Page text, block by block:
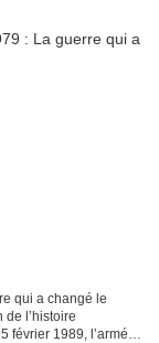
qui a changé le
l’histoire
1989, l’armée